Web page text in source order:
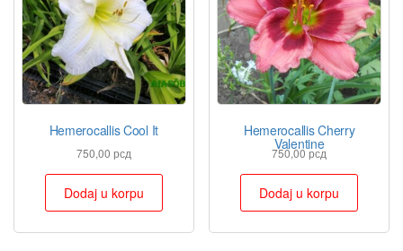
Hemerocallis Cool It
750,00 рсд
Dodaj u korpu
Hemerocallis Cherry
Valentine
750,00рсд
Dodaj u korpu